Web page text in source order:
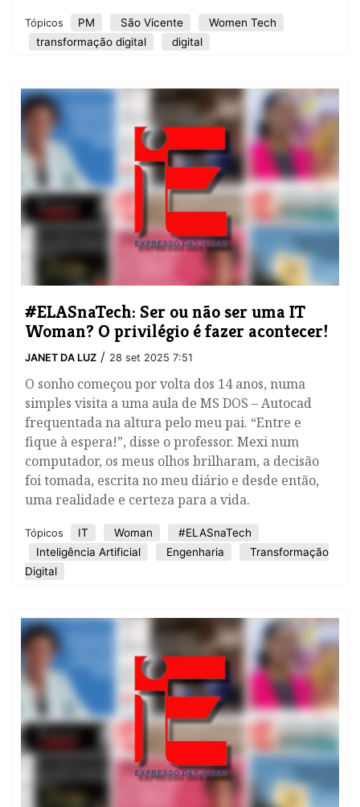
Tópicos PM São Vicente
Women Tech
transformação digital
digital
#ELASnaTech: Ser ou não ser uma IT
Woman? O privilégio é fazer acontecer!
JANET DA LUZ / 28 set 2025 7:51
O sonho começou por volta dos 14 anos, numa
simples visita a uma aula de MS DOS – Autocad
frequentada na altura pelo meu pai. “Entre e
fique à espera!”, disse o professor. Mexi num
computador, os meus olhos brilharam, a decisão
foi tomada, escrita no meu diário e desde então,
uma realidade e certeza para a vida.
Tópicos IT Woman
#ELASnaTech
Inteligência Artificial
Engenharia
Transformação
Digital